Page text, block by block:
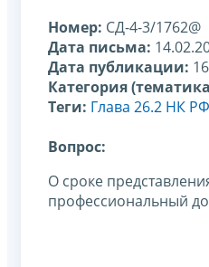
Номер: СД-4-3/1762@
Дата письма:
Дата публикации:
Категория
Теги: Глава 26.2 НК РФ
Вопрос:
О сроке
профессиональный